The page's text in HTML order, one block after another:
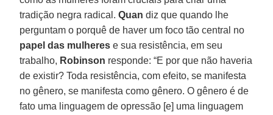
tradição negra radical.Quan diz que quando lhe
perguntam o porquê de haver um foco tão central no
papel das mulheres e sua resistência, em seu
trabalho, Robinson responde: “E por que não haveria
de existir? Toda resistência, com efeito, se manifesta
no gênero, se manifesta como gênero. O gênero é de
fato uma linguagem de opressão [e] uma linguagem